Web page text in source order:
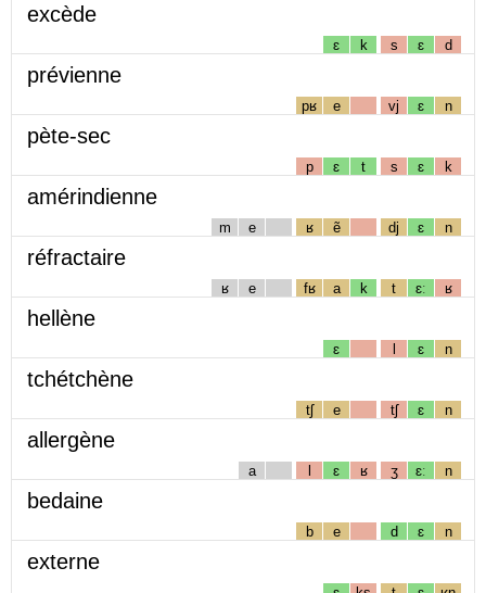
excède
ɛ k s ɛ d
prévienne
pʁ e vj ɛ n
pète-sec
p ɛ t s ɛ k
amérindienne
m e ʁ ẽ dj ɛ n
réfractaire
ʁ e fʁ a k t ɛː ʁ
hellène
ɛ l ɛ n
tchétchène
tʃ e tʃ ɛ n
allergène
a l ɛ ʁ ʒ ɛː n
bedaine
b e d ɛ n
externe